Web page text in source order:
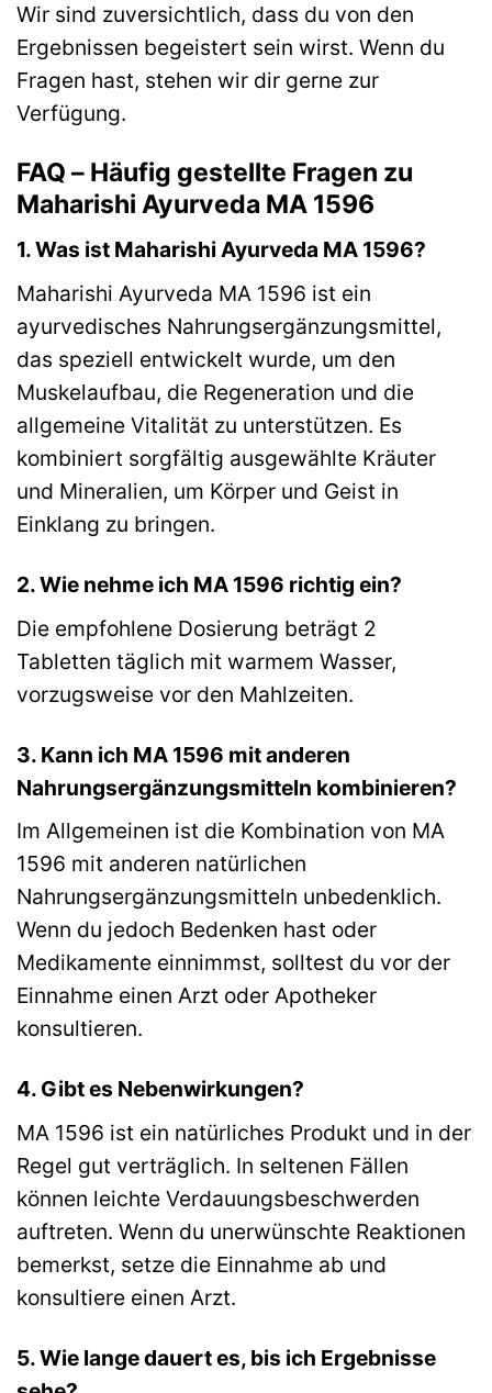
Wir sind zuversichtlich, dass du von den
Ergebnissen begeistert sein wirst. Wenn du
Fragen hast, stehen wir dir gerne zur
Verfügung.
FAQ – Häufig gestellte Fragen zu
Maharishi Ayurveda MA 1596
1. Was ist Maharishi Ayurveda MA 1596?
Maharishi Ayurveda MA 1596 ist ein
ayurvedisches Nahrungsergänzungsmittel,
das speziell entwickelt wurde, um den
Muskelaufbau, die Regeneration und die
allgemeine Vitalität zu unterstützen. Es
kombiniert sorgfältig ausgewählte Kräuter
und Mineralien, um Körper und Geist in
Einklang zu bringen.
2. Wie nehme ich MA 1596 richtig ein?
Die empfohlene Dosierung beträgt 2
Tabletten täglich mit warmem Wasser,
vorzugsweise vor den Mahlzeiten.
3. Kann ich MA 1596 mit anderen
Nahrungsergänzungsmitteln kombinieren?
Im Allgemeinen ist die Kombination von MA
1596 mit anderen natürlichen
Nahrungsergänzungsmitteln unbedenklich.
Wenn du jedoch Bedenken hast oder
Medikamente einnimmst, solltest du vor der
Einnahme einen Arzt oder Apotheker
konsultieren.
4. Gibt es Nebenwirkungen?
MA 1596 ist ein natürliches Produkt und in der
Regel gut verträglich. In seltenen Fällen
können leichte Verdauungsbeschwerden
auftreten. Wenn du unerwünschte Reaktionen
bemerkst, setze die Einnahme ab und
konsultiere einen Arzt.
5. Wie lange dauert es, bis ich Ergebnisse